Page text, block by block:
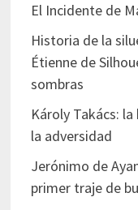
El Incidente de
Historia de la
Étienne de
sombras
Károly Takács:
la adversidad
Jerónimo de
primer traje de